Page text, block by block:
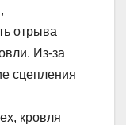
отрыва
Из-за
сцепления
кровля